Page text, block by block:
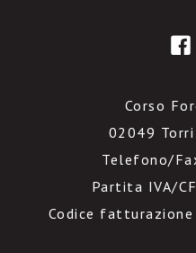
Corso
02049 Torri
Telefono/
Partita IVA/
Codice